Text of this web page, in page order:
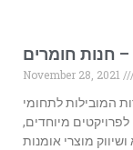
– חנות חומרים
November 28, 2021
המובילות לתחומי
לפרויקטים מיוחדים,
מוצרי אומנות